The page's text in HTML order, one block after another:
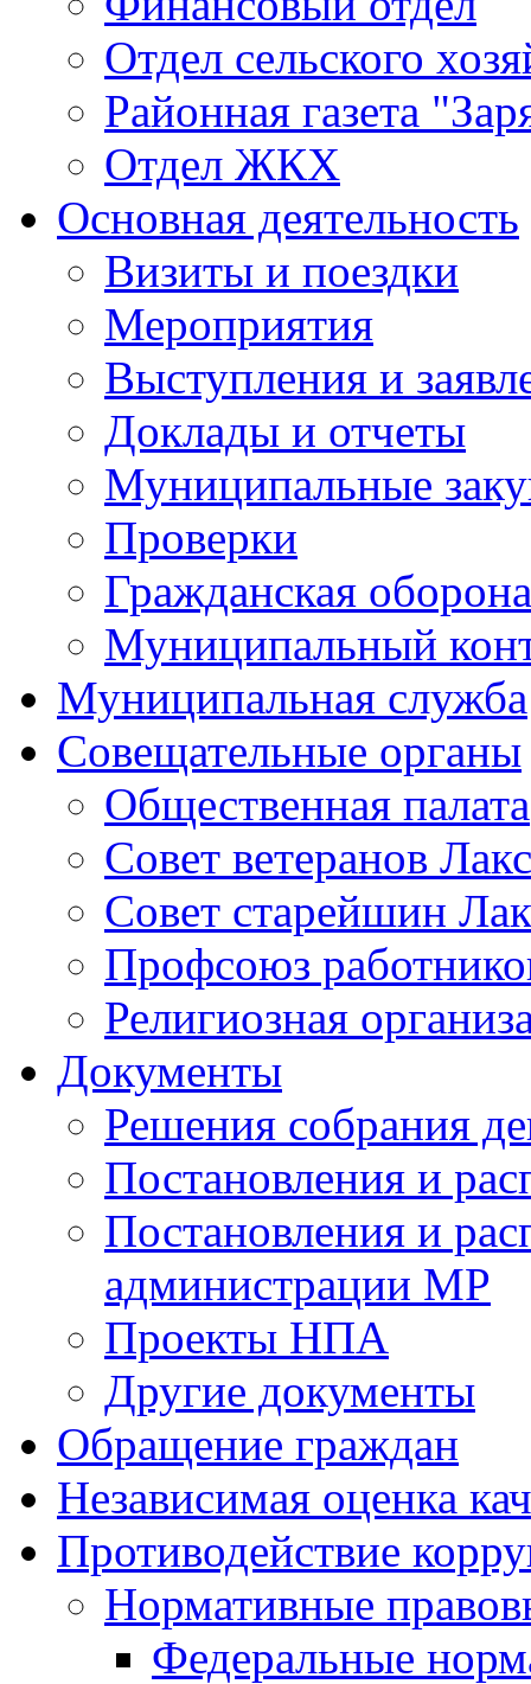
Отдел сельского
Районная газета
Отдел ЖКХ
Основная деятельность
Визиты и поездки
Мероприятия
Выступления и
Доклады и отчеты
Муниципальные
Проверки
Гражданская
Муниципальный
Муниципальная служба
Совещательные органы
Общественная палата
Совет ветеранов
Совет старейшин
Профсоюз
Религиозная
Документы
Решения собрания
Постановления и
Постановления и
администрации МР
Проекты НПА
Другие документы
Обращение граждан
Независимая оценка
Противодействие
Нормативные
Федеральные